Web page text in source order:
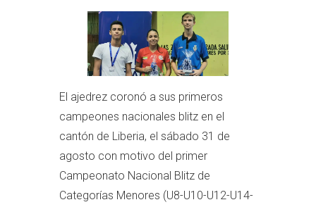
El ajedrez coronó a sus primeros
campeones nacionales blitz en el
cantón de Liberia, el sábado 31 de
agosto con motivo del primer
Campeonato Nacional Blitz de
Categorías Menores (U8-U10-U12-U14-